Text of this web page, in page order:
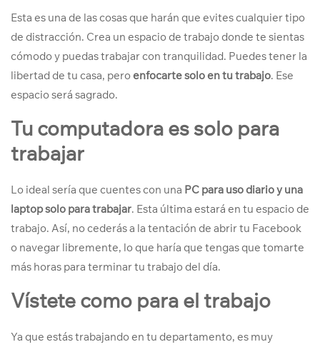
Esta es una de las cosas que harán que evites cualquier tipo
de distracción. Crea un espacio de trabajo donde te sientas
cómodo y puedas trabajar con tranquilidad. Puedes tener la
libertad de tu casa, pero enfocarte solo en tu trabajo. Ese
espacio será sagrado.
Tu computadora es solo para
trabajar
Lo ideal sería que cuentes con una PC para uso diario y una
laptop solo para trabajar. Esta última estará en tu espacio de
trabajo. Así, no cederás a la tentación de abrir tu Facebook
o navegar libremente, lo que haría que tengas que tomarte
más horas para terminar tu trabajo del día.
Vístete como para el trabajo
Ya que estás trabajando en tu departamento, es muy